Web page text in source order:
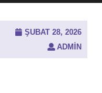
ŞUBAT 28, 2026
ADMIN